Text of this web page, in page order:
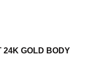
24K GOLD BODY